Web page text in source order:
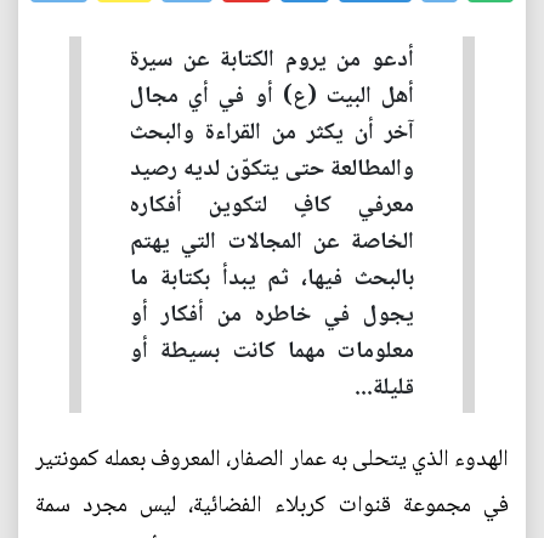
أدعو من يروم الكتابة عن سيرة
أهل البيت (ع) أو في أي مجال
آخر أن يكثر من القراءة والبحث
والمطالعة حتى يتكوّن لديه رصيد
معرفي كافٍ لتكوين أفكاره
الخاصة عن المجالات التي يهتم
بالبحث فيها، ثم يبدأ بكتابة ما
يجول في خاطره من أفكار أو
معلومات مهما كانت بسيطة أو
قليلة...
الهدوء الذي يتحلى به عمار الصفار، المعروف بعمله كمونتير
في مجموعة قنوات كربلاء الفضائية، ليس مجرد سمة